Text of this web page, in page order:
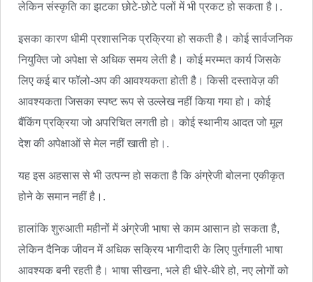
लेकिन संस्कृति का झटका छोटे-छोटे पलों में भी प्रकट हो सकता है।.
इसका कारण धीमी प्रशासनिक प्रक्रिया हो सकती है। कोई सार्वजनिक
नियुक्ति जो अपेक्षा से अधिक समय लेती है। कोई मरम्मत कार्य जिसके
लिए कई बार फॉलो-अप की आवश्यकता होती है। किसी दस्तावेज़ की
आवश्यकता जिसका स्पष्ट रूप से उल्लेख नहीं किया गया हो। कोई
बैंकिंग प्रक्रिया जो अपरिचित लगती हो। कोई स्थानीय आदत जो मूल
देश की अपेक्षाओं से मेल नहीं खाती हो।.
यह इस अहसास से भी उत्पन्न हो सकता है कि अंग्रेजी बोलना एकीकृत
होने के समान नहीं है।.
हालांकि शुरुआती महीनों में अंग्रेजी भाषा से काम आसान हो सकता है,
लेकिन दैनिक जीवन में अधिक सक्रिय भागीदारी के लिए पुर्तगाली भाषा
आवश्यक बनी रहती है। भाषा सीखना, भले ही धीरे-धीरे हो, नए लोगों को